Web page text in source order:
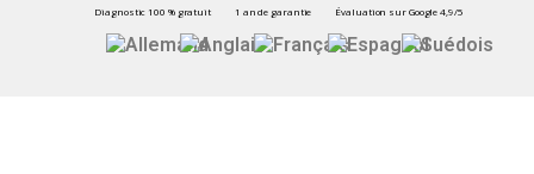
Diagnostic 100 % gratuit 1 an de garantie Évaluation sur Google 4,9/5